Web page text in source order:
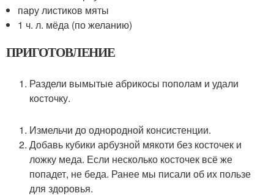
пару листиков мяты
1 ч. л. мёда (по желанию)
ПРИГОТОВЛЕНИЕ
Раздели вымытые абрикосы пополам и удали
косточку.
Измельчи до однородной консистенции.
Добавь кубики арбузной мякоти без косточек и
ложку меда. Если несколько косточек всё же
попадет, не беда. Ранее мы писали об их пользе
для здоровья.